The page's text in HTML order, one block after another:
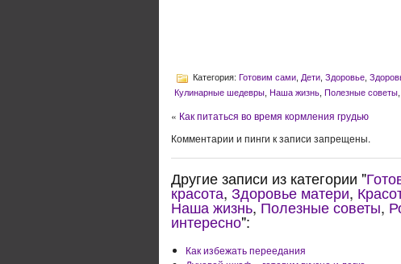
Категория: Готовим сами Дети Здоровье
Кулинарные шедевры Наша жизнь Полезные советы
« Как питаться во время кормления грудью
Комментарии и пинги к записи запрещены.
Другие записи из категории "
красота, Здоровье матери,
Наша жизнь,Полезные советы,
интересно":
Как избежать переедания